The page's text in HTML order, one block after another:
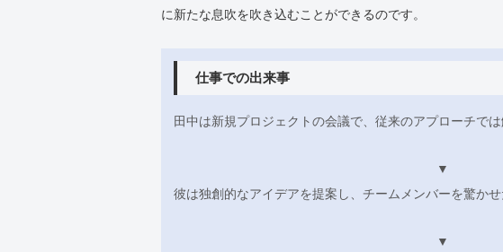
に新たな息吹を吹き込むことができるのです。
仕事での出来事
田中は新規プロジェクトの会議で、従来のアプローチで
▼
彼は独創的なアイデアを提案し、チームメンバーを驚かせ
▼